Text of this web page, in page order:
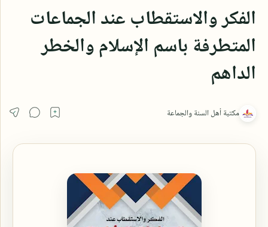
الفكر والاستقطاب عند الجماعات
المتطرفة باسم الإسلام والخطر
الداهم